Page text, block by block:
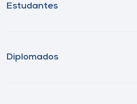
Estudantes
Diplomados